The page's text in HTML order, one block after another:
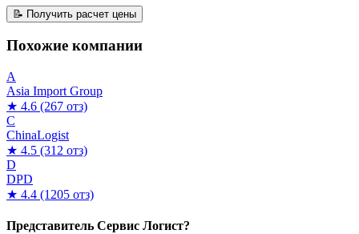
📝 Получить расчет цены
Похожие компании
A
Asia Import Group
★ 4.6 (267 отз)
C
ChinaLogist
★ 4.5 (312 отз)
D
DPD
★ 4.4 (1205 отз)
Представитель Сервис Логист?